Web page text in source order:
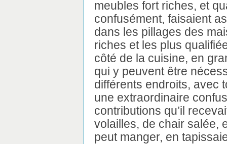
meubles fort riches, et
confusément, faisaient
dans les pillages des
riches et les plus
côté de la cuisine, en
qui y peuvent être
différents endroits, avec
une extraordinaire
contributions qu’il
volailles, de chair salée,
peut manger, en